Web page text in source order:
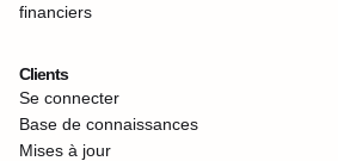
financiers
Clients
Se connecter
Base de connaissances
Mises à jour